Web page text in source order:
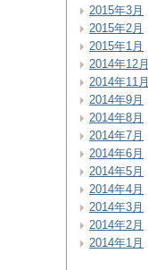
2015年3月
2015年2月
2015年1月
2014年12月
2014年11月
2014年9月
2014年8月
2014年7月
2014年6月
2014年5月
2014年4月
2014年3月
2014年2月
2014年1月